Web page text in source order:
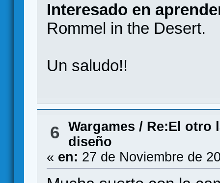
Interesado en
Rommel in the Desert.
Un saludo!!
6 Wargames / Re:El otro
diseño
« en: 27 de Noviembre de